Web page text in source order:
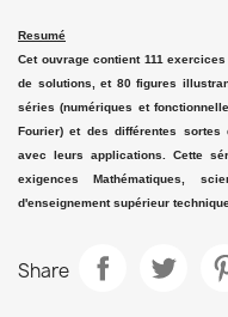
Resumé
Cet ouvrage contient 111
de solutions, et 80 figures
séries (numériques et
Fourier) et des différentes sortes
avec leurs applications. Cette
exigences Mathématiques,
d'enseignement supérieur
Share